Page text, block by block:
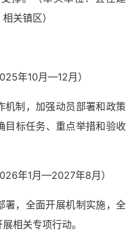
关镇区）
年10月—12月）
机制，加强动员部署和政策
目标任务、重点举措和验收
年1月—2027年8月）
署，全面开展机制实施，全
相关专项行动。